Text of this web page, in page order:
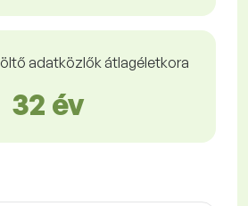
adatközlők átlagéletkora
32 év